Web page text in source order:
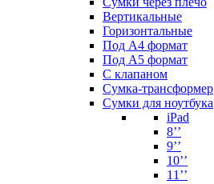
Вертикальные
Горизонтальные
Под А4 формат
Под А5 формат
С клапаном
Сумка-трансформер
Сумки для ноутбука
iPad
8’’
9’’
10’’
11’’